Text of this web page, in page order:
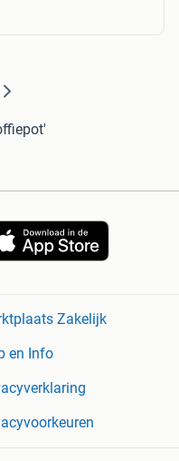
Zakelijk
en Info